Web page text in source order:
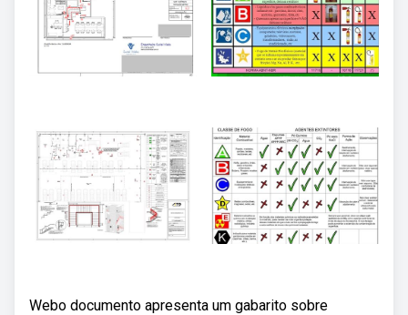
Webo documento apresenta um gabarito sobre